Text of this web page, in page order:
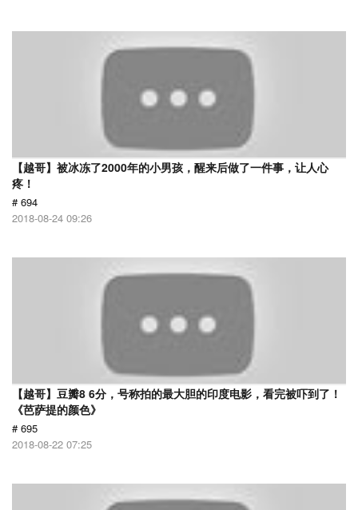
【越哥】被冰冻了2000年的小男孩，醒来后做了一件事，让人心
疼！
# 694
2018-08-24 09:26
【越哥】豆瓣8 6分，号称拍的最大胆的印度电影，看完被吓到了！
《芭萨提的颜色》
# 695
2018-08-22 07:25